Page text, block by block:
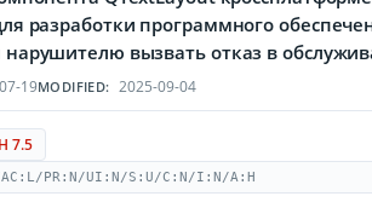
разработки программного
вызвать отказ в
19MODIFIED: 2025-09-04
7.5
AC:L/PR:N/UI:N/S:U/C:N/I:N/A:H